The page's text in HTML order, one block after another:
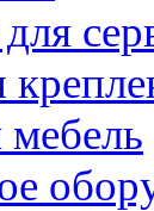
мебель